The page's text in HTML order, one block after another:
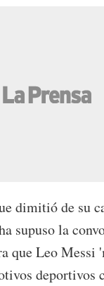
dimitió de su
supuso la
que Leo Messi
deportivos